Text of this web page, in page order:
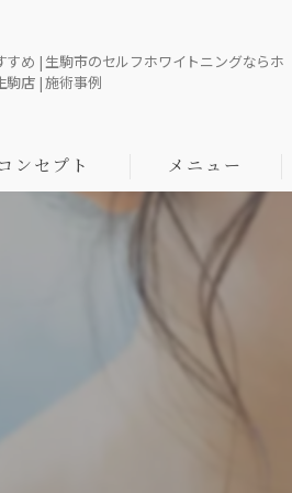
め | 生駒市のセルフホワイトニングならホ
駒店 | 施術事例
コンセプト メニュー